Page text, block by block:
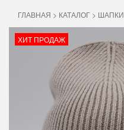
ГЛАВНАЯ > КАТАЛОГ > ШАПКИ
ХИТ ПРОДАЖ